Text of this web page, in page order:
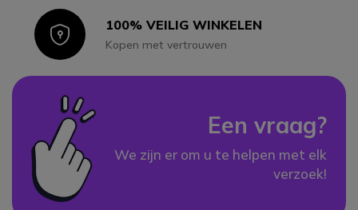
Icon100% VEILIG WINKELEN
Kopen met vertrouwen
Een vraag?
We zijn er om u te helpen met elk
verzoek!